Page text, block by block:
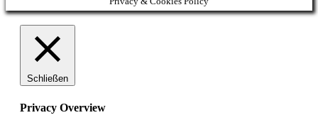
Schließen
Privacy Overview